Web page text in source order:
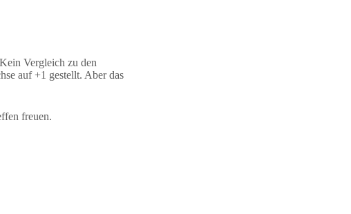
Vergleich zu den
auf +1 gestellt. Aber das
freuen.